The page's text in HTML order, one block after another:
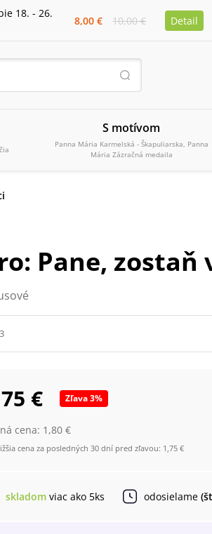
18. - 26.
8,00 € 10,00 € Detail
S motívom
Panna Mária Karmelská - Škapuliarska, Panna
Mária Zázračná medaila
Pane,
€ Zľava3%
cena: 1,80 €
cena za posledných 30 dní pred zľavou: 1,75 €
skladom viac ako 5ks odosielame